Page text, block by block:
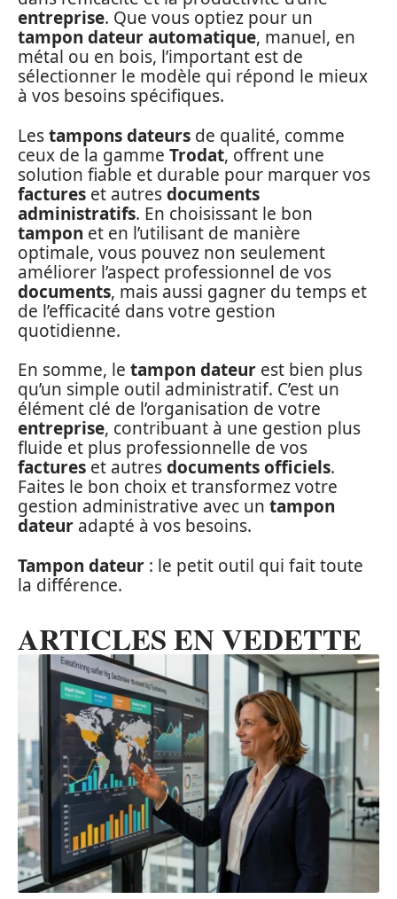
entreprise. Que vous optiez pour un
tampon dateur automatique, manuel, en
métal ou en bois, l’important est de
sélectionner le modèle qui répond le mieux
à vos besoins spécifiques.
Lestampons dateurs de qualité, comme
ceux de la gamme Trodat, offrent une
solution fiable et durable pour marquer vos
factures et autresdocuments
administratifs. En choisissant le bon
tampon et en l’utilisant de manière
optimale, vous pouvez non seulement
améliorer l’aspect professionnel de vos
documents, mais aussi gagner du temps et
de l’efficacité dans votre gestion
quotidienne.
En somme, le tampon dateur est bien plus
qu’un simple outil administratif. C’est un
élément clé de l’organisation de votre
entreprise, contribuant à une gestion plus
fluide et plus professionnelle de vos
factures et autresdocuments officiels.
Faites le bon choix et transformez votre
gestion administrative avec un tampon
dateur adapté à vos besoins.
Tampon dateur : le petit outil qui fait toute
la différence.
ARTICLES EN VEDETTE